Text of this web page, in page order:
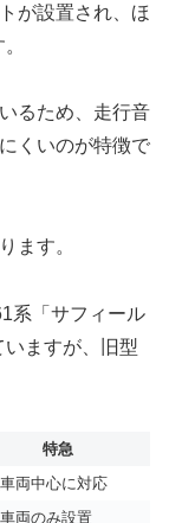
が設置され、ほ
るため、走行音
くいのが特徴で
ます。
系「サフィール
ますが、旧型
特急
両中心に対応
両のみ設置